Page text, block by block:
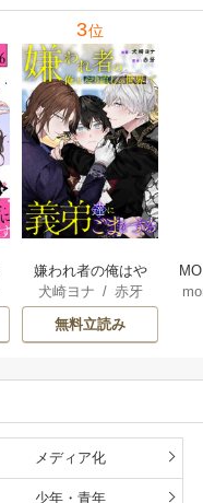
3位
嫌われ者の俺はや
り直しの世界で義
弟達にごまをする
（分冊版）
犬崎ヨナ / 赤牙
無料立読み
メディア化
少年・青年